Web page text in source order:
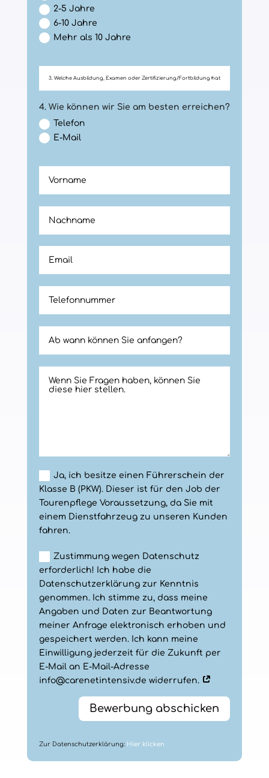
2-5 Jahre
6-10 Jahre
Mehr als 10 Jahre
4. Wie können wir Sie am besten erreichen?
Telefon
E-Mail
Ja, ich besitze einen Führerschein der
Klasse B (PKW). Dieser ist für den Job der
Tourenpflege Voraussetzung, da Sie mit
einem Dienstfahrzeug zu unseren Kunden
fahren.
Zustimmung wegen Datenschutz
erforderlich! Ich habe die
Datenschutzerklärung zur Kenntnis
genommen. Ich stimme zu, dass meine
Angaben und Daten zur Beantwortung
meiner Anfrage elektronisch erhoben und
gespeichert werden. Ich kann meine
Einwilligung jederzeit für die Zukunft per
E-Mail an E-Mail-Adresse
info@carenetintensiv.de widerrufen.
Bewerbung abschicken
Zur Datenschutzerklärung: Hier klicken